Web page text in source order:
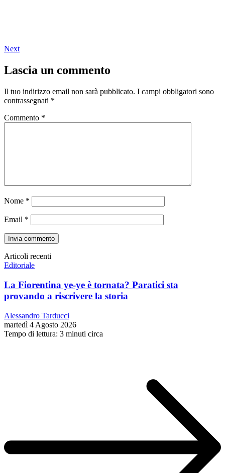
Next
Lascia un commento
Il tuo indirizzo email non sarà pubblicato. I campi obbligatori sono
contrassegnati *
Commento *
Nome *
Email *
Articoli recenti
Editoriale
La Fiorentina ye-ye è tornata? Paratici sta
provando a riscrivere la storia
Alessandro Tarducci
martedì 4 Agosto 2026
Tempo di lettura: 3 minuti circa